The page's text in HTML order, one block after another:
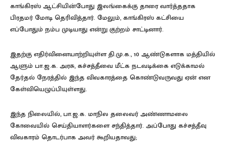
காங்கிரஸ் ஆட்சியின்போது இலங்கைக்கு தாரை வார்த்ததாக
பிரதமர் மோடி தெரிவித்தார். மேலும், காங்கிரஸ் கட்சியை
எப்போதும் நம்ப முடியாது என்று குற்றம் சாட்டினார்.
இதற்கு எதிர்வினையாற்றியுள்ள தி.மு.க., 10 ஆண்டுகளாக மத்தியில்
ஆளும் பா.ஜ.க. அரசு, கச்சத்தீவை மீட்க நடவடிக்கை எடுக்காமல்
தேர்தல் நேரத்தில் இந்த விவகாரத்தை கொண்டுவருவது ஏன் என
கேள்வியெழுப்பியுள்ளது.
இந்த நிலையில், பா.ஜ.க. மாநில தலைவர் அண்ணாமலை
கோவையில் செய்தியாளர்களை சந்தித்தார். அப்போது கச்சத்தீவு
விவகாரம் தொடர்பாக அவர் கூறியதாவது;